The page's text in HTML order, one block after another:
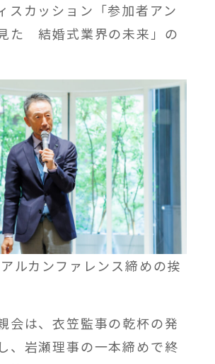
スカッション「参加者アン
た 結婚式業界の未来」の
ルカンファレンス締めの挨
会は、衣笠監事の乾杯の発
、岩瀬理事の一本締めで終